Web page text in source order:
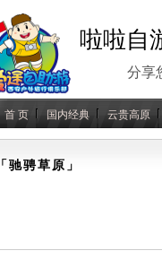
啦啦自
分享
首 页 国内经典 云贵高原
「驰骋草原」